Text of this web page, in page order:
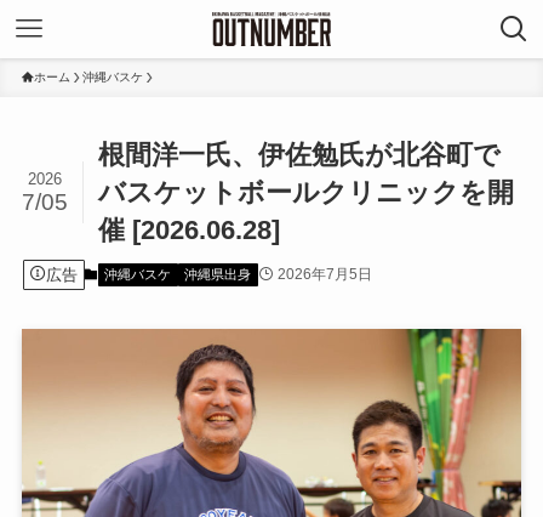
ホーム 沖縄バスケ
根間洋一氏、伊佐勉氏が北谷町で
バスケットボールクリニックを開
催 [2026.06.28]
2026
7/05
広告 沖縄バスケ 沖縄県出身 2026年7月5日